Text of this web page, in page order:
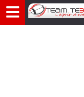
au
contenu